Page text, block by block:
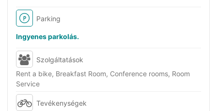
Parking
Ingyenes parkolás.
Szolgáltatások
Rent a bike, Breakfast Room, Conference rooms, Room
Service
Tevékenységek